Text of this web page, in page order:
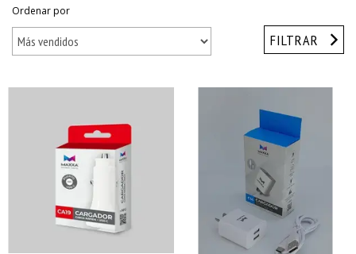
Ordenar por
FILTRAR